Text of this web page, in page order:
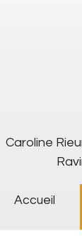
Caroline
Accueil